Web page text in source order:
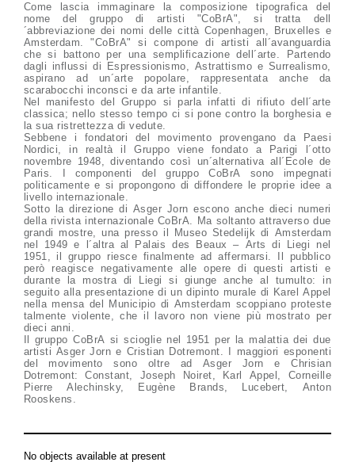
Come lascia immaginare la composizione tipografica del
nome del gruppo di artisti "CoBrA", si tratta dell
´abbreviazione dei nomi delle città Copenhagen, Bruxelles e
Amsterdam. "CoBrA" si compone di artisti all´avanguardia
che si battono per una semplificazione dell´arte. Partendo
dagli influssi di Espressionismo, Astrattismo e Surrealismo,
aspirano ad un´arte popolare, rappresentata anche da
scarabocchi inconsci e da arte infantile.
Nel manifesto del Gruppo si parla infatti di rifiuto dell´arte
classica; nello stesso tempo ci si pone contro la borghesia e
la sua ristrettezza di vedute.
Sebbene i fondatori del movimento provengano da Paesi
Nordici, in realtà il Gruppo viene fondato a Parigi l´otto
novembre 1948, diventando così un´alternativa all´Ecole de
Paris. I componenti del gruppo CoBrA sono impegnati
politicamente e si propongono di diffondere le proprie idee a
livello internazionale.
Sotto la direzione di Asger Jorn escono anche dieci numeri
della rivista internazionale CoBrA. Ma soltanto attraverso due
grandi mostre, una presso il Museo Stedelijk di Amsterdam
nel 1949 e l´altra al Palais des Beaux – Arts di Liegi nel
1951, il gruppo riesce finalmente ad affermarsi. Il pubblico
però reagisce negativamente alle opere di questi artisti e
durante la mostra di Liegi si giunge anche al tumulto: in
seguito alla presentazione di un dipinto murale di Karel Appel
nella mensa del Municipio di Amsterdam scoppiano proteste
talmente violente, che il lavoro non viene più mostrato per
dieci anni.
Il gruppo CoBrA si scioglie nel 1951 per la malattia dei due
artisti Asger Jorn e Cristian Dotremont. I maggiori esponenti
del movimento sono oltre ad Asger Jorn e Chrisian
Dotremont: Constant, Joseph Noiret, Karl Appel, Corneille
Pierre Alechinsky, Eugène Brands, Lucebert, Anton
Rooskens.
No objects available at present